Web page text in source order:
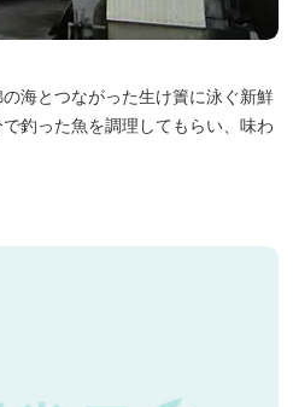
海とつながった生け簀に泳ぐ新鮮
釣った魚を調理してもらい、味わ